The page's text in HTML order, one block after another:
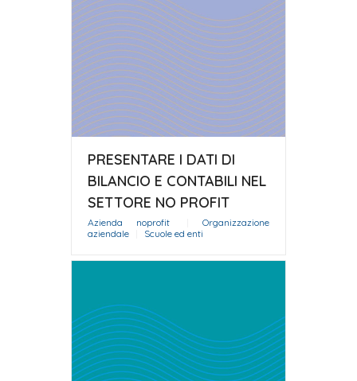
PRESENTARE I DATI DI
BILANCIO E CONTABILI NEL
SETTORE NO PROFIT
Azienda noprofit |Organizzazione
aziendale
Scuole ed enti